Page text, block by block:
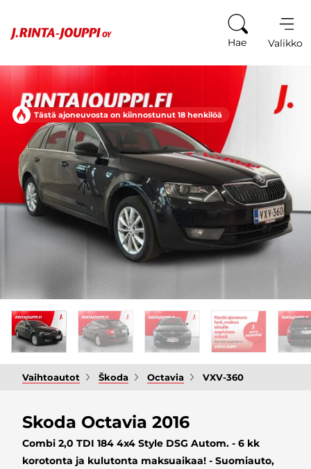
Hae Valikko
Tästä ajoneuvosta on kiinnostunut 18 henkilöä
Vaihtoautot Škoda Octavia VXV-360
Skoda Octavia 2016
Combi 2,0 TDI 184 4x4 Style DSG Autom. - 6 kk
korotonta ja kulutonta maksuaikaa! - Suomiauto,